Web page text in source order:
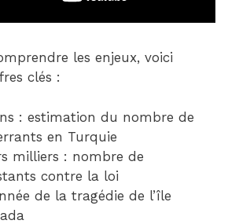
les enjeux, voici
clés :
: estimation du nombre de
en Turquie
milliers : nombre de
contre la loi
de la tragédie de l’île